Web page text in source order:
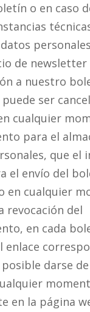
o en caso
de newsletter
a nuestro
ser
cualquier
para el
que el
el envío del
en cualquier
revocación del
en cada
enlace
darse
en la página